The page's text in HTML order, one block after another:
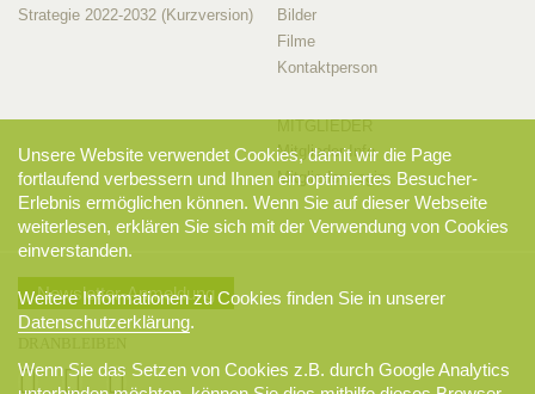
Strategie 2022-2032 (Kurzversion)
Bilder
Filme
Kontaktperson
Mitglieder-Info
Mitglieder-Login
Newsletter-Anmeldung
Unsere Website verwendet Cookies, damit wir die Page
fortlaufend verbessern und Ihnen ein optimiertes Besucher-
Erlebnis ermöglichen können. Wenn Sie auf dieser Webseite
weiterlesen, erklären Sie sich mit der Verwendung von Cookies
einverstanden.
Weitere Informationen zu Cookies finden Sie in unserer
Datenschutzerklärung.
Wenn Sie das Setzen von Cookies z.B. durch Google Analytics